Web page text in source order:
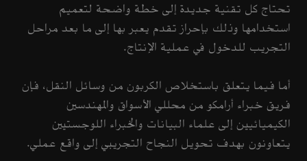
تحتاج كل تقنية جديدة إلى خطة واضحة لتعميم
استخدامها وذلك بإحراز تقدم يعبر بها إلى ما بعد مراحل
التجريب للدخول في عملية الإنتاج.
أما فيما يتعلق باستخلاص الكربون من وسائل النقل، فإن
فريق خبراء أرامكو من محللي الأسواق والمهندسين
الكيميائيين إلى علماء البيانات والخبراء اللوجستيين
يتعاونون بهدف تحويل النجاح التجريبي إلى واقع عملي.